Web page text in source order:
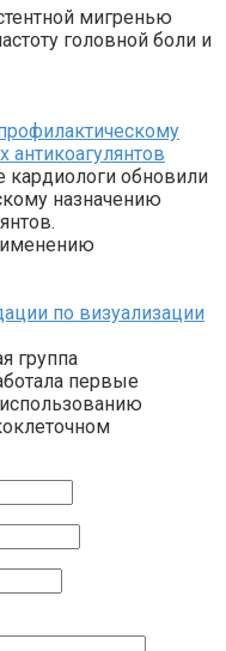
мигренью
головной боли и
обновили
назначению
по визуализации
группа
первые